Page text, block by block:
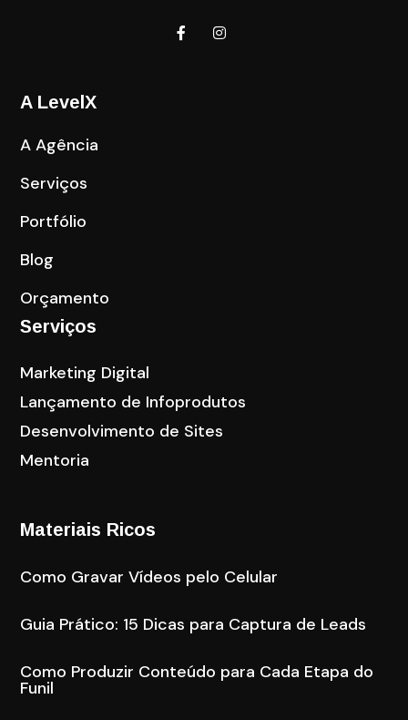
A LevelX
A Agência
Serviços
Portfólio
Blog
Orçamento
Serviços
Marketing Digital
Lançamento de Infoprodutos
Desenvolvimento de Sites
Mentoria
Materiais Ricos
Como Gravar Vídeos pelo Celular
Guia Prático: 15 Dicas para Captura de Leads
Como Produzir Conteúdo para Cada Etapa do
Funil